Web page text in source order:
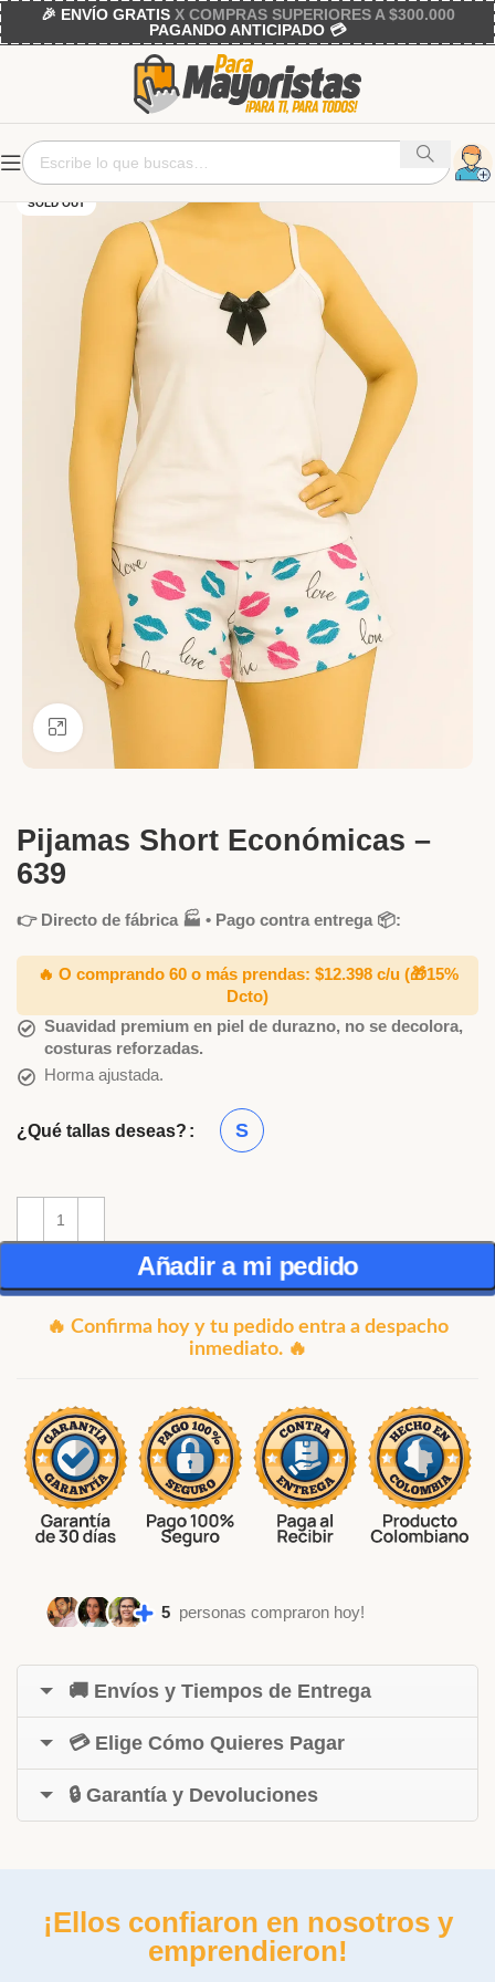
🎉 ENVÍO GRATISX COMPRAS SUPERIORES A $300.000
PAGANDO ANTICIPADO 💳
SOLD OUT
Ver más grande
Pijamas Short Económicas –
639
👉 Directo de fábrica 🏭 • Pago contra entrega 📦:
🔥 O comprando 60 o más prendas: $12.398 c/u (🎁15%
Dcto)
Suavidad premium en piel de durazno, no se decolora,
costuras reforzadas.
Horma ajustada.
¿Qué tallas deseas? S
Añadir a mi pedido
🔥 Confirma hoy y tu pedido entra a despacho
inmediato. 🔥
5 personas compraron hoy!
🚚 Envíos y Tiempos de Entrega
💳 Elige Cómo Quieres Pagar
🔒 Garantía y Devoluciones
¡Ellos confiaron en nosotros y
emprendieron!